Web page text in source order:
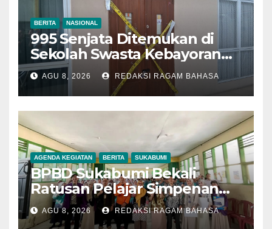
BERITA NASIONAL
995 Senjata Ditemukan di
Sekolah Swasta Kebayoran
Lama, Ada Bunker hingga
Barang Terlarang
AGU 8, 2026 REDAKSI RAGAM BAHASA
AGENDA KEGIATAN BERITA SUKABUMI
BPBD Sukabumi Bekali
Ratusan Pelajar Simpenan
dengan Mitigasi Bencana
dan PFA
AGU 8, 2026 REDAKSI RAGAM BAHASA